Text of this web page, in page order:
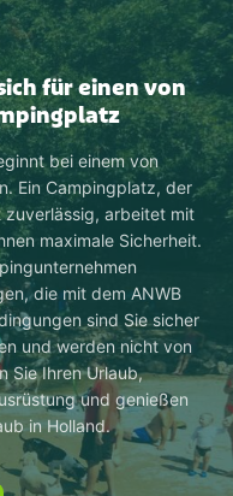
für einen von
bei einem von
Ein Campingplatz, der
zuverlässig, arbeitet mit
maximale Sicherheit.
die mit dem ANWB
sind Sie sicher
und werden nicht von
Sie Ihren Urlaub,
und genießen
in Holland.